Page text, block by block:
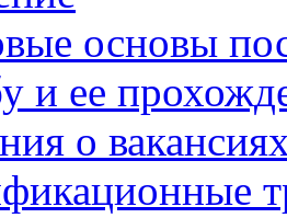
основы
и ее
о